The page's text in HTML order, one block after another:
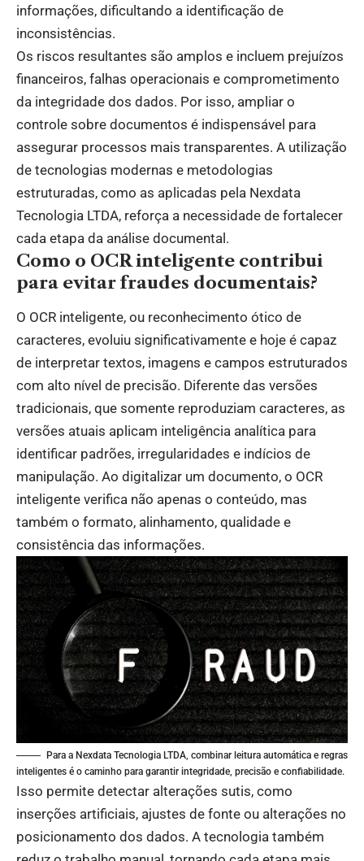
informações, dificultando a identificação de
inconsistências.
Os riscos resultantes são amplos e incluem prejuízos
financeiros, falhas operacionais e comprometimento
da integridade dos dados. Por isso, ampliar o
controle sobre documentos é indispensável para
assegurar processos mais transparentes. A utilização
de tecnologias modernas e metodologias
estruturadas, como as aplicadas pela Nexdata
Tecnologia LTDA, reforça a necessidade de fortalecer
cada etapa da análise documental.
Como o OCR inteligente contribui
para evitar fraudes documentais?
O OCR inteligente, ou reconhecimento ótico de
caracteres, evoluiu significativamente e hoje é capaz
de interpretar textos, imagens e campos estruturados
com alto nível de precisão. Diferente das versões
tradicionais, que somente reproduziam caracteres, as
versões atuais aplicam inteligência analítica para
identificar padrões, irregularidades e indícios de
manipulação. Ao digitalizar um documento, o OCR
inteligente verifica não apenas o conteúdo, mas
também o formato, alinhamento, qualidade e
consistência das informações.
Para a Nexdata Tecnologia LTDA, combinar leitura automática e regras
inteligentes é o caminho para garantir integridade, precisão e confiabilidade.
Isso permite detectar alterações sutis, como
inserções artificiais, ajustes de fonte ou alterações no
posicionamento dos dados. A tecnologia também